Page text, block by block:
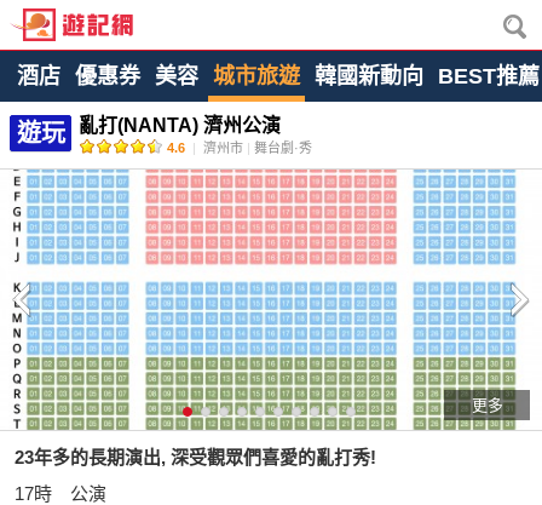
酒店 優惠券 美容 城市旅遊 韓國新動向 BEST推薦
遊玩 亂打(NANTA) 濟州公演
4.6 | 濟州市 | 舞台劇·秀
更多
23年多的長期演出, 深受觀眾們喜愛的亂打秀!
17時 公演